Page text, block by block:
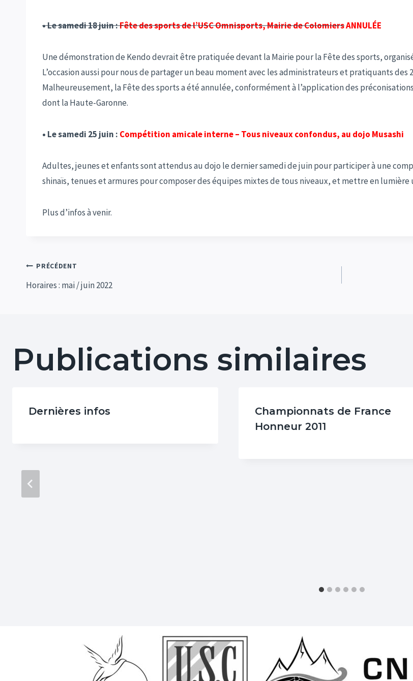
• Le samedi 18 juin :Fête des sports de l’USC Omnisports, Mairie de ColomiersANNULÉE
Une démonstration de Kendo devrait être pratiquée devant la Mairie pour la Fête des sports,
L’occasion aussi pour nous de partager un beau moment avec les administrateurs et pratiquantsdes
Malheureusement, la Fête des sports a été annulée, conformément à l’application des
dont la Haute-Garonne.
• Le samedi 25 juin : Compétition amicale interne – Tous niveaux confondus, au dojo Musashi
Adultes, jeunes et enfants sont attendus au dojo le dernier samedi de juin pour participer à une
shinaïs, tenues et armures pour composer des équipes mixtes de tous niveaux, et mettre en
Plus d’infos à venir.
Navigation
PRÉCÉDENT
Horaires : mai / juin 2022
Publications similaires
Dernières infos
Championnats de France
Honneur 2011